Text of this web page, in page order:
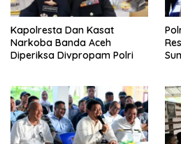
Kapolresta Dan Kasat
Narkoba Banda Aceh
Diperiksa Divpropam Polri